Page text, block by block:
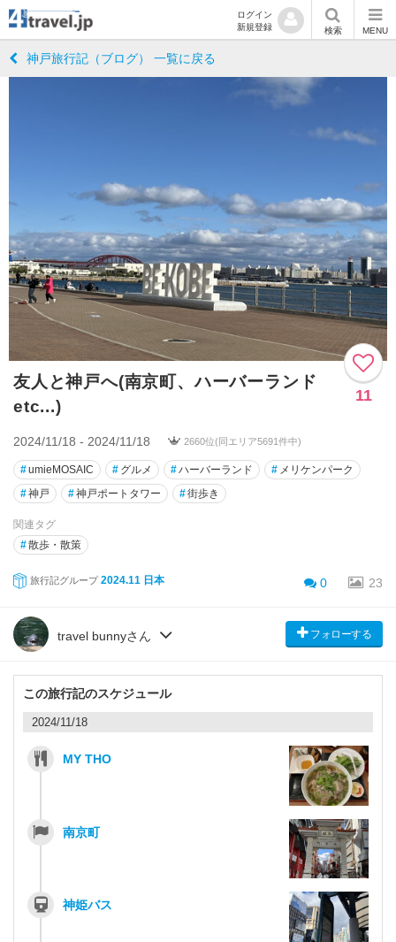
ログイン
新規登録
検索 MENU
神戸旅行記（ブログ） 一覧に戻る
友人と神戸へ(南京町、ハーバーランド
etc...)
11
2024/11/18 - 2024/11/18 2660位(同エリア5691件中)
#umieMOSAIC # グルメ #ハーバーランド # メリケンパーク
#神戸 #神戸ポートタワー #街歩き
関連タグ
#散歩・散策
旅行記グループ 2024.11 日本 0 23
travel bunnyさん フォローする
この旅行記のスケジュール
2024/11/18
MY THO
南京町
神姫バス